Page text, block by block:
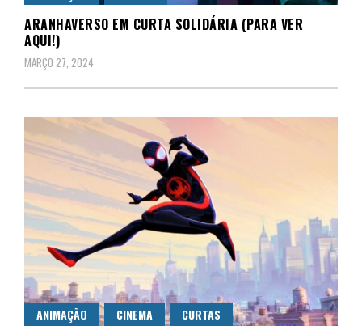
ARANHAVERSO EM CURTA SOLIDÁRIA (PARA VER
AQUI!)
MARÇO 27, 2024
ANIMAÇÃO CINEMA CURTAS